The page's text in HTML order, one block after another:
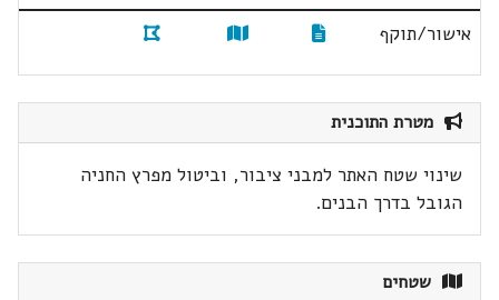
אישור/תוקף
מטרת התוכנית
שינוי שטח האתר למבני ציבור, וביטול מפרץ החניה
הגובל בדרך הבנים.
שטחים